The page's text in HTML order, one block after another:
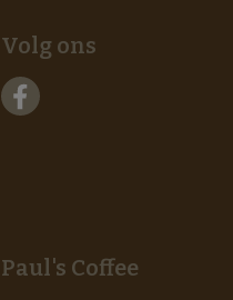
Volg ons
Paul's Coffee